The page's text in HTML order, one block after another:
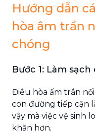
Hướng dẫn
hòa âm trần
chóng
Bước 1: Làm
Điều hòa ấm trần
con đường tiếp cận
vậy mà việc vệ sinh
khăn hơn.